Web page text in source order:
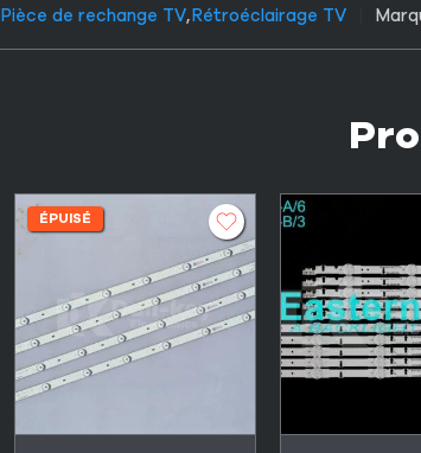
Pièce de rechange TV,Rétroéclairage TV
ÉPUISÉ